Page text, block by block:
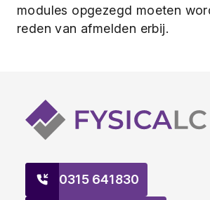
modules opgezegd moeten
reden van afmelden erbij.
0315 641830